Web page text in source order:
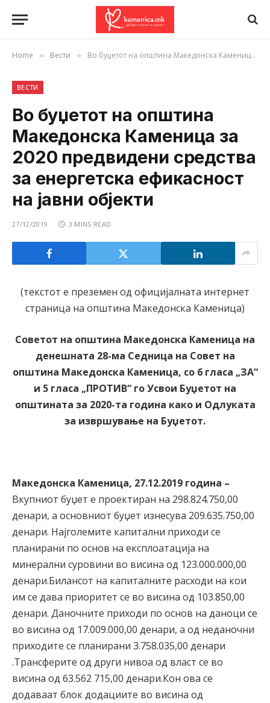
Home » Вести » Во буџетот на општина Македонска Каменица за 2020 предвидени средства за енергетска ефикасност на јавни објекти
ВЕСТИ
Во буџетот на општина
Македонска Каменица за
2020 предвидени средства
за енергетска ефикасност
на јавни објекти
27/12/2019 3 MINS READ
(текстот е преземен од официјалната интернет
страница на општина Македонска Каменица)
Советот на општина Македонска Каменица на
денешната 28-ма Седница на Совет на
општина Македонска Каменица, со 6 гласа „ЗА“
и 5 гласа „ПРОТИВ“ го Усвои Буџетот на
општината за 2020-та година како и Одлуката
за извршување на Буџетот.
Македонска Каменица, 27.12.2019 година –
Вкупниот буџет е проектиран на 298.824.750,00
денари, а основниот буџет изнесува 209.635.750,00
денари. Најголемите капитални приходи се
планирани по основ на експлоатација на
минерални суровини во висина од 123.000.000,00
денари.Билансот на капиталните расходи на кои
им се дава приоритет се во висина од 103.850,00
денари. Даночните приходи по основ на даноци се
во висина од 17.009.000,00 денари, а од неданочни
приходите се планирани 3.758.035,00 денари
.Трансферите од други нивоа од власт се во
висина од 63.562 715,00 денари.Кон ова се
додаваат блок додациите во висина од